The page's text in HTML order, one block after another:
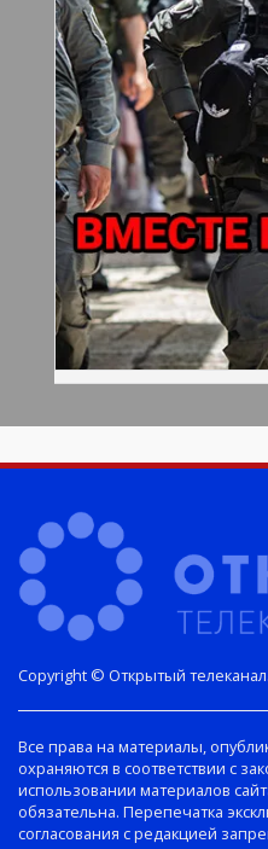
Все права на материалы,
охраняются в соответствии с
использовании материалов
обязательна. Перепечатка
согласования с редакцией